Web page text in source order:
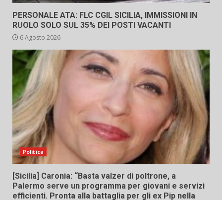
PERSONALE ATA: FLC CGIL SICILIA, IMMISSIONI IN
RUOLO SOLO SUL 35% DEI POSTI VACANTI
6 Agosto 2026
Politica
[Sicilia] Caronia: “Basta valzer di poltrone, a
Palermo serve un programma per giovani e servizi
efficienti. Pronta alla battaglia per gli ex Pip nella